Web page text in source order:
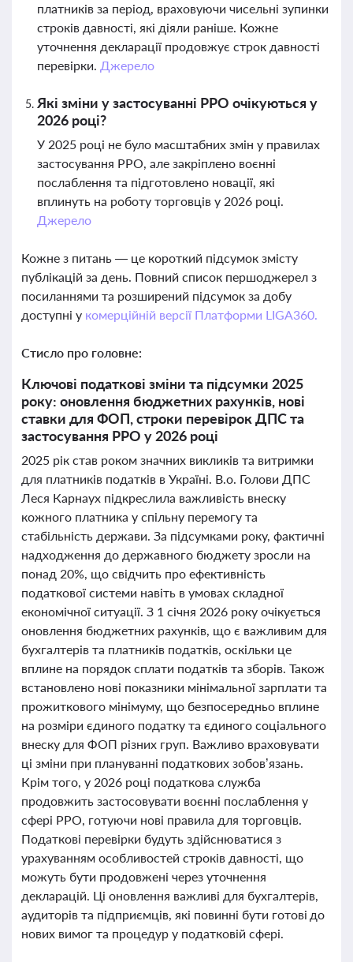
платників за період, враховуючи чисельні зупинки
строків давності, які діяли раніше. Кожне
уточнення декларації продовжує строк давності
перевірки. Джерело
Які зміни у застосуванні РРО очікуються у
2026 році?
У 2025 році не було масштабних змін у правилах
застосування РРО, але закріплено воєнні
послаблення та підготовлено новації, які
вплинуть на роботу торговців у 2026 році.
Джерело
Кожне з питань — це короткий підсумок змісту
публікацій за день. Повний список першоджерел з
посиланнями та розширений підсумок за добу
доступні у комерційній версії Платформи LIGA360.
Стисло про головне:
Ключові податкові зміни та підсумки 2025
року: оновлення бюджетних рахунків, нові
ставки для ФОП, строки перевірок ДПС та
застосування РРО у 2026 році
2025 рік став роком значних викликів та витримки
для платників податків в Україні. В.о. Голови ДПС
Леся Карнаух підкреслила важливість внеску
кожного платника у спільну перемогу та
стабільність держави. За підсумками року, фактичні
надходження до державного бюджету зросли на
понад 20%, що свідчить про ефективність
податкової системи навіть в умовах складної
економічної ситуації. З 1 січня 2026 року очікується
оновлення бюджетних рахунків, що є важливим для
бухгалтерів та платників податків, оскільки це
вплине на порядок сплати податків та зборів. Також
встановлено нові показники мінімальної зарплати та
прожиткового мінімуму, що безпосередньо вплине
на розміри єдиного податку та єдиного соціального
внеску для ФОП різних груп. Важливо враховувати
ці зміни при плануванні податкових зобов’язань.
Крім того, у 2026 році податкова служба
продовжить застосовувати воєнні послаблення у
сфері РРО, готуючи нові правила для торговців.
Податкові перевірки будуть здійснюватися з
урахуванням особливостей строків давності, що
можуть бути продовжені через уточнення
декларацій. Ці оновлення важливі для бухгалтерів,
аудиторів та підприємців, які повинні бути готові до
нових вимог та процедур у податковій сфері.